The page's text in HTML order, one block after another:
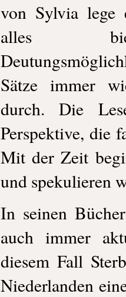
von Sylvia lege
alles
Sätze immer
durch. Die
Perspektive, die
Mit der Zeit
und spekulieren
In seinen
auch immer
diesem Fall
Niederlanden